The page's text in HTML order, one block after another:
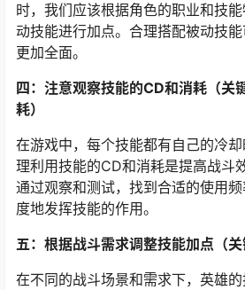
时，我们应该根据角色的职业和技
动技能进行加点。合理搭配被动技
更加全面。
四：注意观察技能的CD和消耗（关
耗）
在游戏中，每个技能都有自己的冷
理利用技能的CD和消耗是提高战斗
通过观察和测试，找到合适的使用
度地发挥技能的作用。
五：根据战斗需求调整技能加点（关
在不同的战斗场景和需求下，英雄